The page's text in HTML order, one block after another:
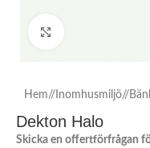
Hem/ Inomhusmiljö/
Dekton Halo
Skicka en offertförfrågan